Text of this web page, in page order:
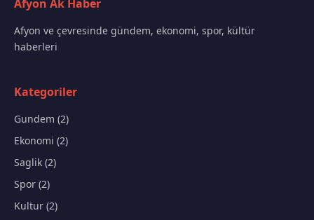
Afyon Ak Haber
Afyon ve çevresinde gündem, ekonomi, spor, kültür
haberleri
Kategoriler
Gundem (2)
Ekonomi (2)
Saglik (2)
Spor (2)
Kultur (2)